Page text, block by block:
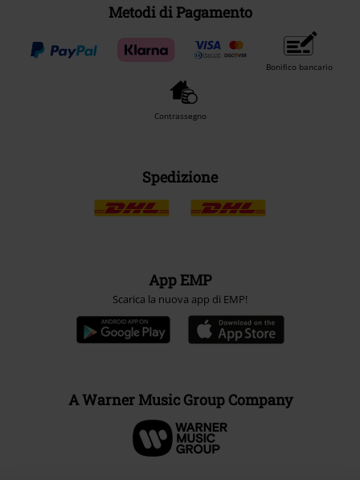
Metodi di Pagamento
Bonifico bancario
Contrassegno
Spedizione
App EMP
Scarica la nuova app di EMP!
A Warner Music Group Company